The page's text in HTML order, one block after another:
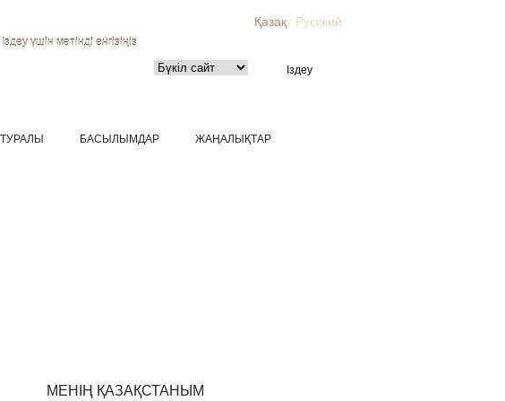
Қазақ Русский
Іздеу үшін мәтінді енгізіңіз
БАСЫЛЫМДАР ЖАҢАЛЫҚТАР
МЕНІҢ ҚАЗАҚСТАНЫМ